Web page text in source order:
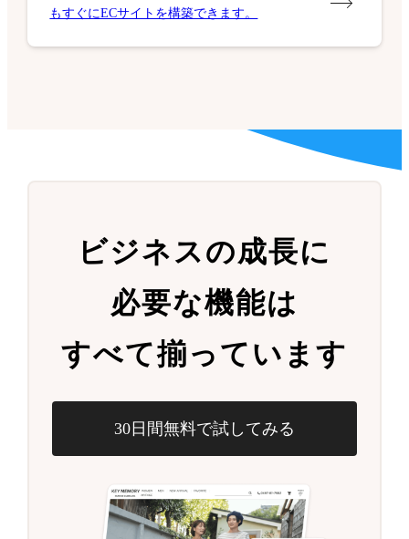
もすぐにECサイトを構築できます。
ビジネスの成長に
必要な機能は
すべて揃っています
30日間無料で試してみる